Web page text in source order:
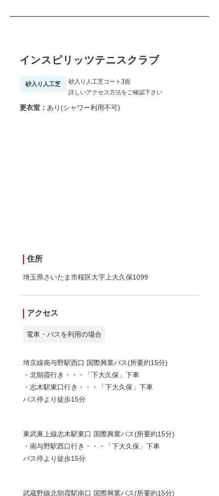
インスピリッツテニスクラブ
砂入り人工芝
砂入り人工芝コート3面
詳しいアクセス方法をご確認下さい
更衣室： あり(シャワー利用不可)
住所
埼玉県さいたま市桜区大字上大久保1099
アクセス
電車・バスを利用の場合
埼京線南与野駅西口 国際興業バス(所要約15分)
・北朝霞行き・・・「下大久保」下車
・志木駅東口行き・・・「下大久保」下車
バス停より徒歩15分
東武東上線志木駅東口 国際興業バス(所要約15分)
・南与野駅西口行き・・・「下大久保」下車
バス停より徒歩15分
武蔵野線北朝霞駅南口 国際興業バス(所要約15分)